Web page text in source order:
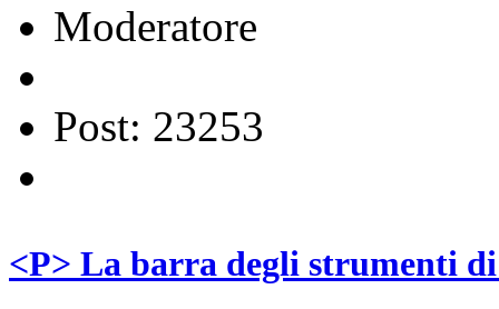
Moderatore
Post: 23253
<P> La barra degli strumenti